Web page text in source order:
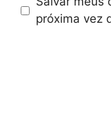
próxima vez